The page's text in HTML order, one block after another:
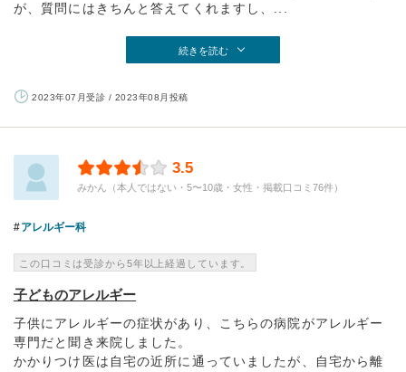
が、質問にはきちんと答えてくれますし、...
続きを読む
2023年07月受診 / 2023年08月投稿
3.5
みかん（本人ではない・5〜10歳・女性・掲載口コミ76件）
アレルギー科
この口コミは受診から5年以上経過しています。
子どものアレルギー
子供にアレルギーの症状があり、こちらの病院がアレルギー
専門だと聞き来院しました。
かかりつけ医は自宅の近所に通っていましたが、自宅から離